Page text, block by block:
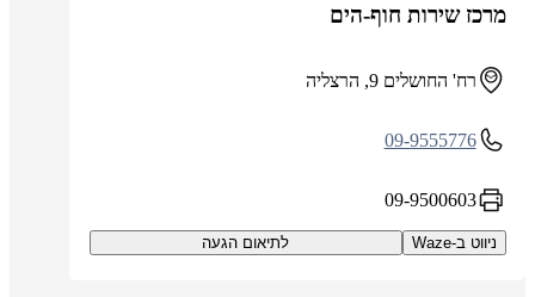
מרכז שירות חוף-הים
רח' החושלים 9, הרצליה
09-9555776
09-9500603
ניווט ב-Waze לתיאום הגעה